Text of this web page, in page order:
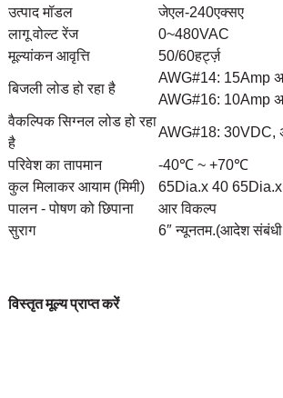
उत्पाद मॉडल
जेएल-240एक्सए
लागू वोल्ट रेंज
0~480VAC
मूल्यांकन आवृत्ति
50/60हर्ट्ज़
बिजली लोड हो रहा है
AWG#14: 15Amp
AWG#16: 10Amp
वैकल्पिक सिग्नल लोड हो रहा
है
AWG#18: 30VDC,
परिवेश का तापमान
-40℃ ~ +70℃
कुल मिलाकर आयाम (मिमी)
65Dia.x 40
पालन ​​- पोषण को छिपाना
आर विकल्प
सुराग
6″ न्यूनतम.(आदेश संबंधी
विस्तृत मूल्य प्राप्त करें